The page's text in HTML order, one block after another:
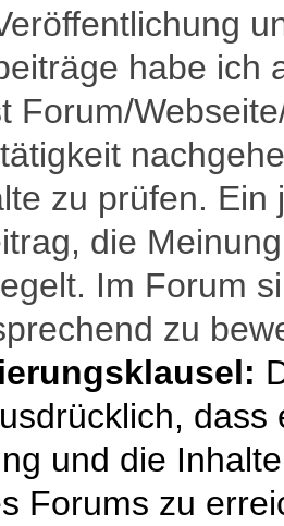
habe ich
Forum/
zu prüfen.
die
Im Forum
zu
und die
Forums zu